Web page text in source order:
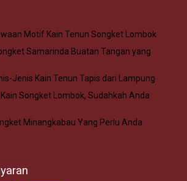
Motif Kain Tenun Songket Lombok
Samarinda Buatan Tangan yang
Jenis Kain Tenun Tapis dari Lampung
Kain Songket Lombok, Sudahkah Anda
Minangkabau Yang Perlu Anda